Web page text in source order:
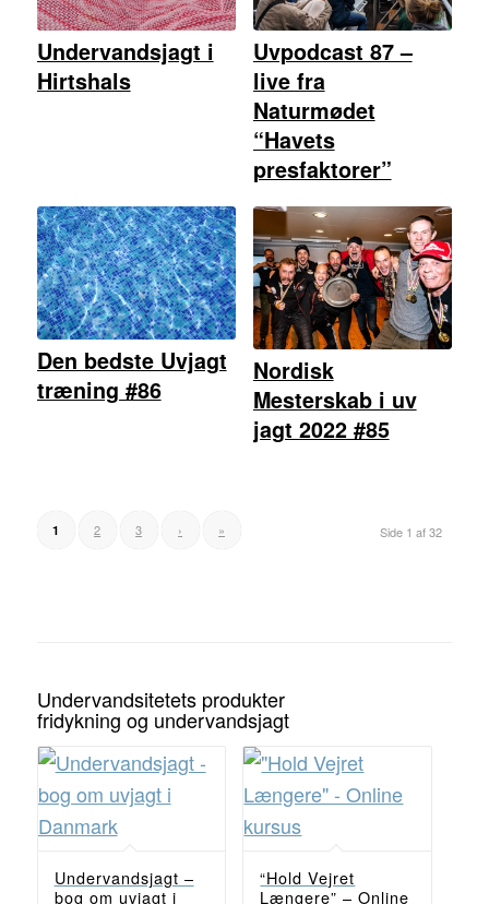
Undervandsjagt i
Hirtshals
Uvpodcast 87 –
live fra
Naturmødet
“Havets
presfaktorer”
Den bedste Uvjagt
træning #86
Nordisk
Mesterskab i uv
jagt 2022 #85
Side 1 af 32
1 2 3 › »
Undervandsitetets produkter
fridykning og undervandsjagt
Undervandsjagt –
bog om uvjagt i
“Hold Vejret
Længere” – Online